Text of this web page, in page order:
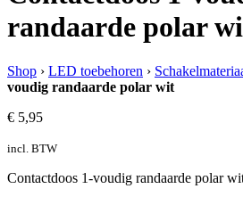
randaarde polar
Shop › LED toebehoren ›
voudig randaarde polar wit
€ 5,95
incl. BTW
Contactdoos 1-voudig randaarde polar